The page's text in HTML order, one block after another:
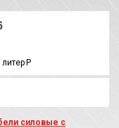
Р
силовые с